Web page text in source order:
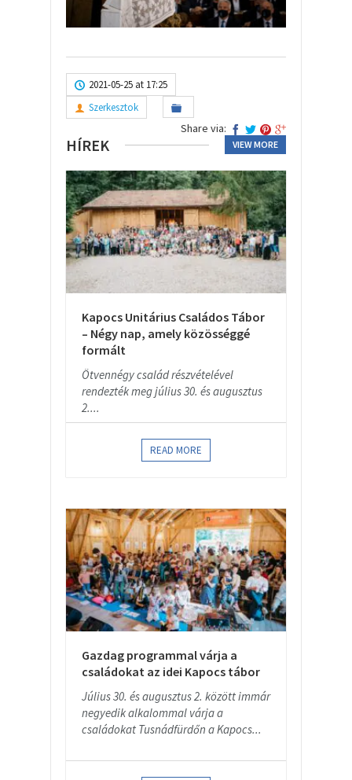
2021-05-25 at 17:25
Szerkesztok
Share via:
HÍREK VIEW MORE
Kapocs Unitárius Családos Tábor
– Négy nap, amely közösséggé
formált
Ötvennégy család részvételével
rendezték meg július 30. és augusztus
2....
READ MORE
Gazdag programmal várja a
családokat az idei Kapocs tábor
Július 30. és augusztus 2. között immár
negyedik alkalommal várja a
családokat Tusnádfürdőn a Kapocs...